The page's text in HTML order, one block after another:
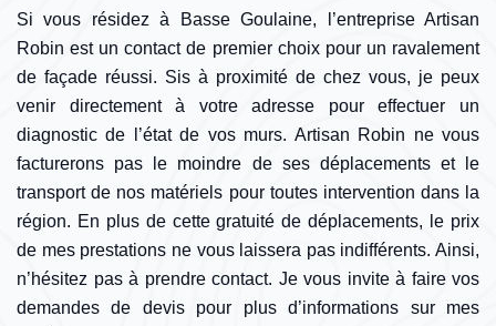
Si vous résidez à Basse Goulaine, l’entreprise Artisan
Robin est un contact de premier choix pour un ravalement
de façade réussi. Sis à proximité de chez vous, je peux
venir directement à votre adresse pour effectuer un
diagnostic de l’état de vos murs. Artisan Robin ne vous
facturerons pas le moindre de ses déplacements et le
transport de nos matériels pour toutes intervention dans la
région. En plus de cette gratuité de déplacements, le prix
de mes prestations ne vous laissera pas indifférents. Ainsi,
n’hésitez pas à prendre contact. Je vous invite à faire vos
demandes de devis pour plus d’informations sur mes